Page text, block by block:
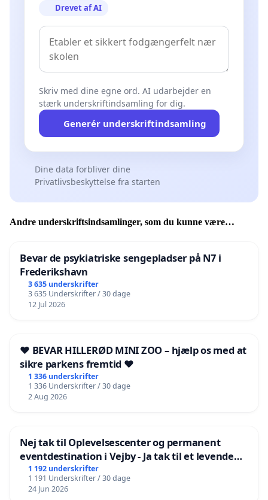
Drevet af AI
Skriv med dine egne ord. AI udarbejder en
stærk underskriftindsamling for dig.
Generér underskriftindsamling
Dine data forbliver dine
Privatlivsbeskyttelse fra starten
Andre underskriftsindsamlinger, som du kunne være
Bevar de psykiatriske sengepladser på N7 i
Frederikshavn
3 635 underskrifter
3 635 Underskrifter / 30 dage
12 Jul 2026
❤️ BEVAR HILLERØD MINI ZOO – hjælp os med at
sikre parkens fremtid ❤️
1 336 underskrifter
1 336 Underskrifter / 30 dage
2 Aug 2026
Nej tak til Oplevelsescenter og permanent
eventdestination i Vejby - Ja tak til et levende
lokalområde i balance
1 192 underskrifter
1 191 Underskrifter / 30 dage
24 Jun 2026